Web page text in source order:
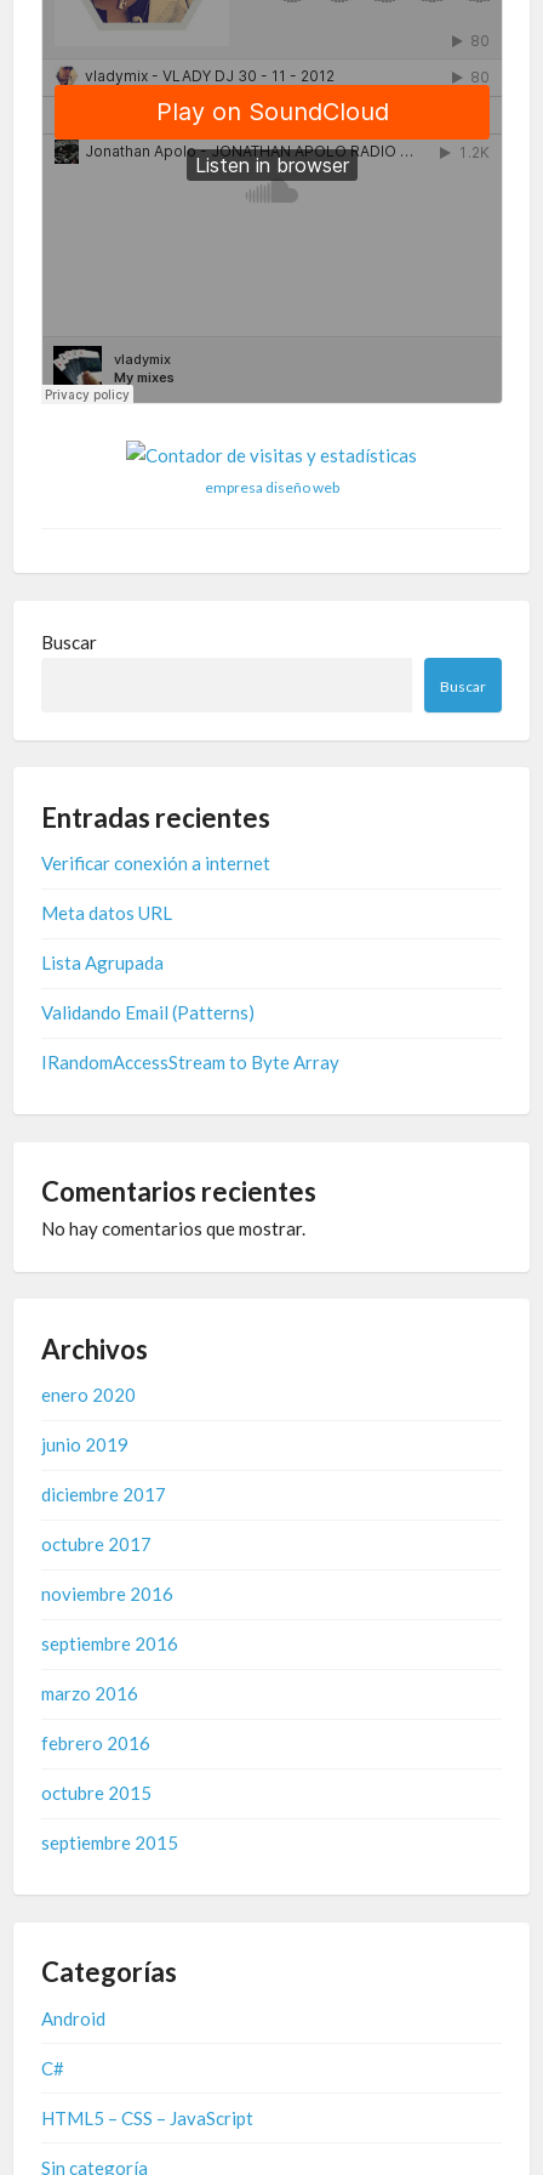
empresa diseño web
Buscar
Buscar
Entradas recientes
Verificar conexión a internet
Meta datos URL
Lista Agrupada
Validando Email (Patterns)
IRandomAccessStream to Byte Array
Comentarios recientes
No hay comentarios que mostrar.
Archivos
enero 2020
junio 2019
diciembre 2017
octubre 2017
noviembre 2016
septiembre 2016
marzo 2016
febrero 2016
octubre 2015
septiembre 2015
Categorías
Android
C#
HTML5 – CSS – JavaScript
Sin categoría